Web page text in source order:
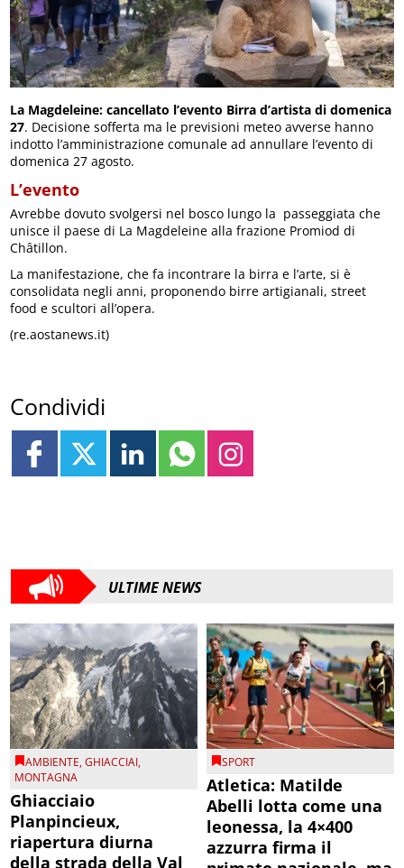
La Magdeleine: cancellato l’evento Birra d’artista di domenica
27. Decisione sofferta ma le previsioni meteo avverse hanno
indotto l’amministrazione comunale ad annullare l’evento di
domenica 27 agosto.
L’evento
Avrebbe dovuto svolgersi nel bosco lungo la passeggiata che
unisce il paese di La Magdeleine alla frazione Promiod di
Châtillon.
La manifestazione, che fa incontrare la birra e l’arte, si è
consolidata negli anni, proponendo birre artigianali, street
food e scultori all’opera.
(re.aostanews.it)
Condividi
ULTIME NEWS
AMBIENTE,GHIACCIAI,
MONTAGNA
Ghiacciaio
Planpincieux,
riapertura diurna
della strada della Val
SPORT
Atletica: Matilde
Abelli lotta come una
leonessa, la 4×400
azzurra firma il